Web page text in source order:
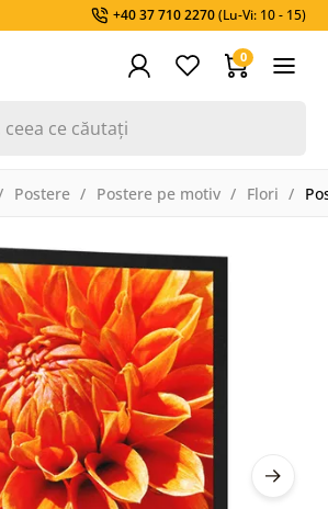
+40 37 710 2270(Lu-Vi: 10 - 15)
0
Postere Postere pe motiv Flori